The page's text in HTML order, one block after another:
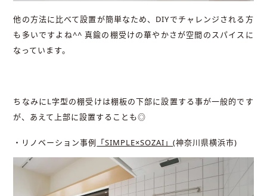
他の方法に比べて設置が簡単なため、DIYでチャレンジされる方
も多いですよね^^ 真鍮の棚受けの華やかさが空間のスパイスに
なっています。
ちなみにL字型の棚受けは棚板の下部に設置する事が一般的です
が、あえて上部に設置することも◎
・リノベーション事例 「SIMPLE×SOZAI」(神奈川県横浜市)